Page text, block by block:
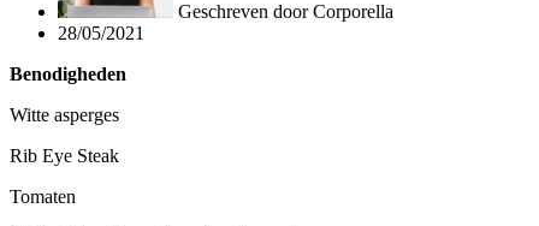
Geschreven doorCorporella
28/05/2021
Benodigheden
Witte asperges
Rib Eye Steak
Tomaten